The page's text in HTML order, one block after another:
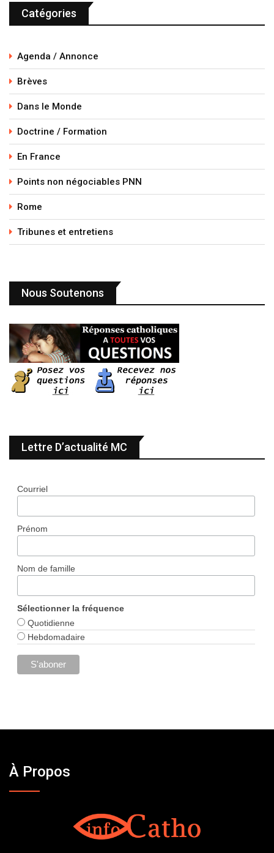
Catégories
Agenda / Annonce
Brèves
Dans le Monde
Doctrine / Formation
En France
Points non négociables PNN
Rome
Tribunes et entretiens
Nous Soutenons
Lettre D’actualité MC
Courriel
Prénom
Nom de famille
Sélectionner la fréquence
Quotidienne
Hebdomadaire
À Propos